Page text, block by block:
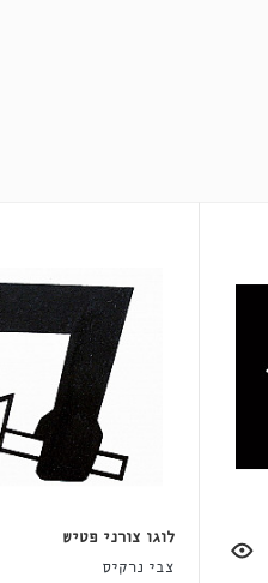
לוגו צורני פטיש
צבי נרקיס